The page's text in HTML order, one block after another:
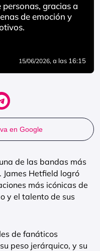
gracias a
de emoción y
15/06/2026, a las 16:15
en Google
de las bandas más
Hetfield logró
más icónicas de
y el talento de sus
de fanáticos
peso jerárquico, y su